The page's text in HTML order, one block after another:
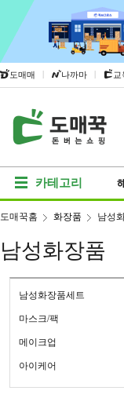
도매매 | 나까마 | 교
카테고리
도매꾹홈 화장품 남성
남성화장품
남성화장품세트
마스크/팩
메이크업
아이케어